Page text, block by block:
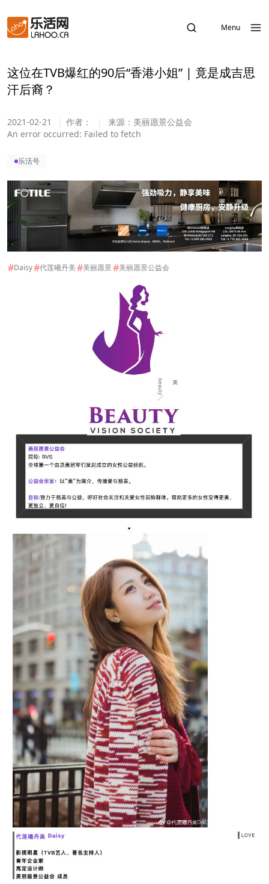
Menu
这位在TVB爆红的90后“香港小姐” | 竟是成吉思
汗后裔？
2021-02-21 作者： 来源： 美丽愿景公益会
An error occurred: Failed to fetch
乐活号
#Daisy#代莲曦丹美#美丽愿景#美丽愿景公益会